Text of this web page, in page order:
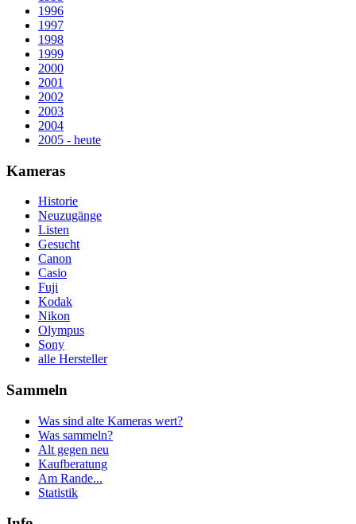
1996
1997
1998
1999
2000
2001
2002
2003
2004
2005 - heute
Kameras
Historie
Neuzugänge
Listen
Gesucht
Canon
Casio
Fuji
Kodak
Nikon
Olympus
Sony
alle Hersteller
Sammeln
Was sind alte Kameras wert?
Was sammeln?
Alt gegen neu
Kaufberatung
Am Rande...
Statistik